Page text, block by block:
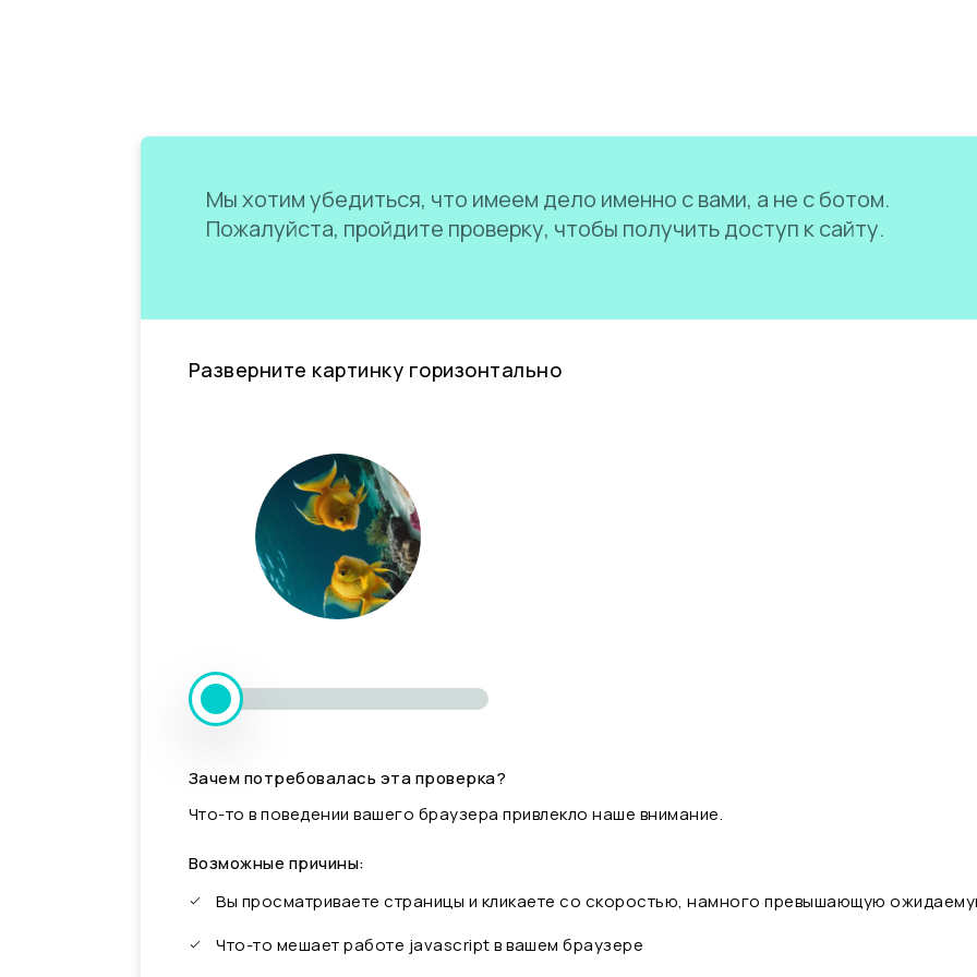
Мы хотим убедиться, что имеем дело именно с вами, а не с ботом.
Пожалуйста, пройдите проверку, чтобы получить доступ к сайту.
Разверните картинку горизонтально
Зачем потребовалась эта проверка?
Что-то в поведении вашего браузера привлекло наше внимание.
Возможные причины:
Вы просматриваете страницы и кликаете со скоростью, намного превышающую
Что-то мешает работе javascript в вашем браузере